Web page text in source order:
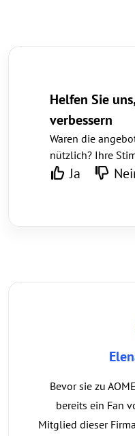
Helfen Sie
verbessern
Waren die
nützlich? Ihre
Ja
Bevor sie zu
bereits ein Fan
Mitglied dieser